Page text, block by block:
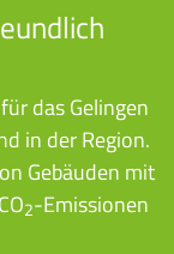
das Gelingen
in der Region.
Gebäuden mit
2-Emissionen